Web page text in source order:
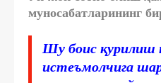
муносабатларининг
Шу боис қурилиш
истеъмолчига